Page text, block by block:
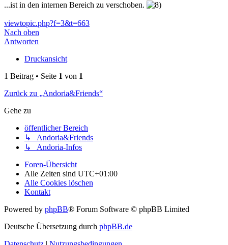
...ist in den internen Bereich zu verschoben.
viewtopic.php?f=3&t=663
Nach oben
Antworten
Druckansicht
1 Beitrag • Seite 1 von 1
Zurück zu „Andoria&Friends“
Gehe zu
öffentlicher Bereich
↳ Andoria&Friends
↳ Andoria-Infos
Foren-Übersicht
Alle Zeiten sind UTC+01:00
Alle Cookies löschen
Kontakt
Powered by phpBB® Forum Software © phpBB Limited
Deutsche Übersetzung durch phpBB.de